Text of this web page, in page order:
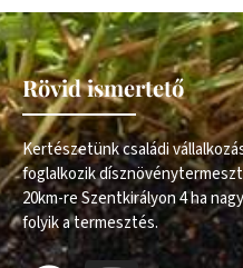
Rövid ismertető
Kertészetünk családi
foglalkozik
20km-re Szentkirályon 4 ha
folyik a termesztés.